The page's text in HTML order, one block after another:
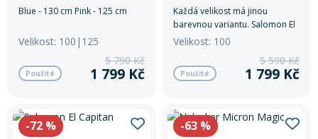
Blue - 130 cm Pink - 125 cm
Velikost: 100|125
Použité
5 790 Kč
1 799 Kč
Každá velikost má jinou
barevnou variantu. Salomon El
Capitan je all-mountain
jezdce, kteří chtějí spolehlivý
výkon na sjezdovce i mimo ni.
Velikost: 100
Použité
5 590 Kč
1 799 Kč
-72 % -63 %